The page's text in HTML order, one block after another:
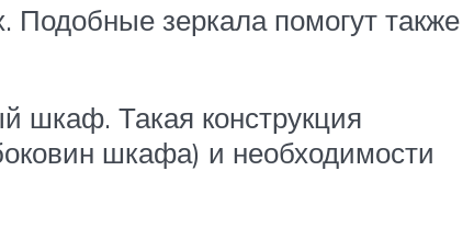
зеркала помогут также
шкаф. Такая конструкция
шкафа) и необходимости